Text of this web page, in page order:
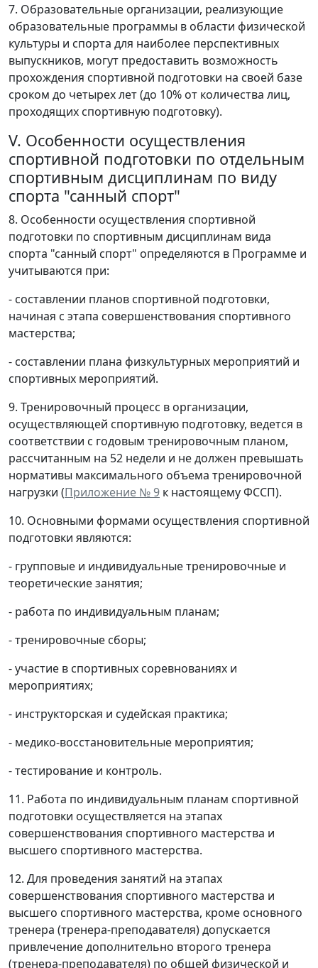
7. Образовательные организации, реализующие
образовательные программы в области физической
культуры и спорта для наиболее перспективных
выпускников, могут предоставить возможность
прохождения спортивной подготовки на своей базе
сроком до четырех лет (до 10% от количества лиц,
проходящих спортивную подготовку).
V. Особенности осуществления
спортивной подготовки по отдельным
спортивным дисциплинам по виду
спорта "санный спорт"
8. Особенности осуществления спортивной
подготовки по спортивным дисциплинам вида
спорта "санный спорт" определяются в Программе и
учитываются при:
- составлении планов спортивной подготовки,
начиная с этапа совершенствования спортивного
мастерства;
- составлении плана физкультурных мероприятий и
спортивных мероприятий.
9. Тренировочный процесс в организации,
осуществляющей спортивную подготовку, ведется в
соответствии с годовым тренировочным планом,
рассчитанным на 52 недели и не должен превышать
нормативы максимального объема тренировочной
нагрузки (Приложение № 9 к настоящему ФССП).
10. Основными формами осуществления спортивной
подготовки являются:
- групповые и индивидуальные тренировочные и
теоретические занятия;
- работа по индивидуальным планам;
- тренировочные сборы;
- участие в спортивных соревнованиях и
мероприятиях;
- инструкторская и судейская практика;
- медико-восстановительные мероприятия;
- тестирование и контроль.
11. Работа по индивидуальным планам спортивной
подготовки осуществляется на этапах
совершенствования спортивного мастерства и
высшего спортивного мастерства.
12. Для проведения занятий на этапах
совершенствования спортивного мастерства и
высшего спортивного мастерства, кроме основного
тренера (тренера-преподавателя) допускается
привлечение дополнительно второго тренера
(тренера-преподавателя) по общей физической и